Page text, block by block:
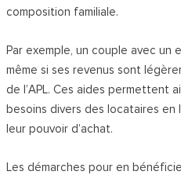
composition familiale.
Par exemple, un couple avec un
même si ses revenus sont
de l’APL. Ces aides permettent
besoins divers des locataires en
leur pouvoir d’achat.
Les démarches pour en